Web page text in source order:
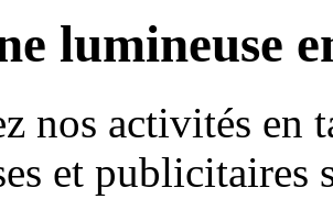
lumineuse
nos activités en
et publicitaires